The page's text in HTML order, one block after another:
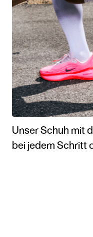
Unser Schuh mit
bei jedem Schritt